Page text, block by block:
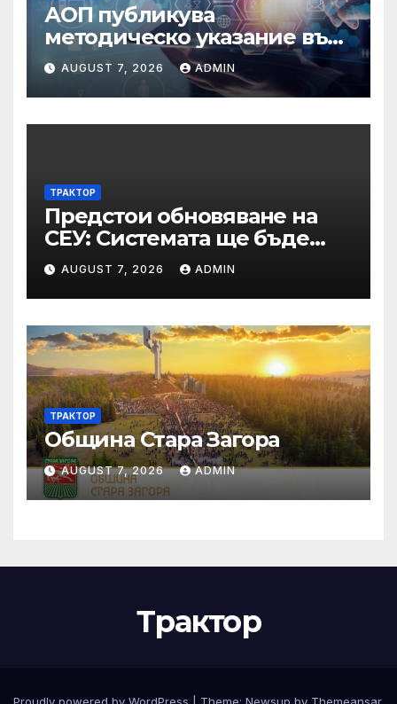
АОП публикува
методическо указание във
връзка с промени в
основанията за
задължително
отстраняване на кандидати
AUGUST 7, 2026 ADMIN
ТРАКТОР
Предстои обновяване на
СЕУ: Системата ще бъде
временно недостъпна на 10
и 11 август 2026 г.
AUGUST 7, 2026 ADMIN
ТРАКТОР
Община Стара Загора
AUGUST 7, 2026 ADMIN
Трактор